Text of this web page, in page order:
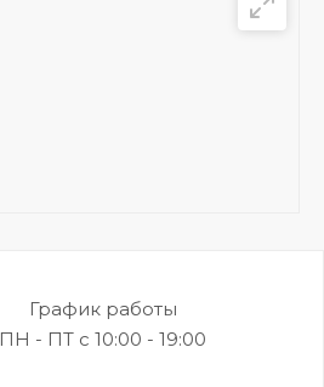
График работы
ПН - ПТ с 10:00 - 19:00